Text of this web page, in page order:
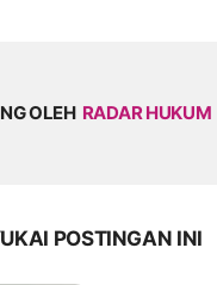
OLEH RADAR HUKUM
POSTINGAN INI